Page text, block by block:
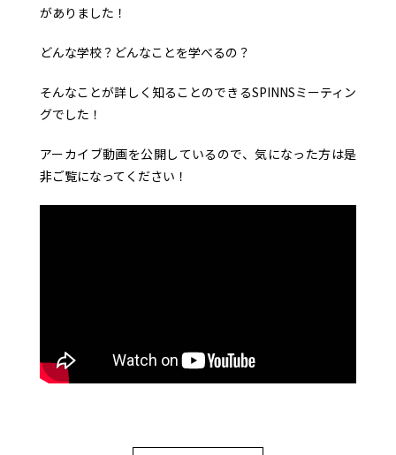
がありました！
どんな学校？どんなことを学べるの？
そんなことが詳しく知ることのできるSPINNSミーティン
グでした！
アーカイブ動画を公開しているので、気になった方は是
非ご覧になってください！